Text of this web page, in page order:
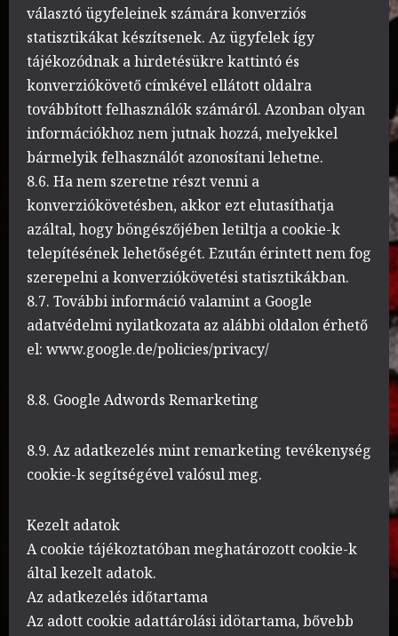
választó ügyfeleinek számára konverziós
statisztikákat készítsenek. Az ügyfelek így
tájékozódnak a hirdetésükre kattintó és
konverziókövető címkével ellátott oldalra
továbbított felhasználók számáról. Azonban olyan
információkhoz nem jutnak hozzá, melyekkel
bármelyik felhasználót azonosítani lehetne.
8.6. Ha nem szeretne részt venni a
konverziókövetésben, akkor ezt elutasíthatja
azáltal, hogy böngészőjében letiltja a cookie-k
telepítésének lehetőségét. Ezután érintett nem fog
szerepelni a konverziókövetési statisztikákban.
8.7. További információ valamint a Google
adatvédelmi nyilatkozata az alábbi oldalon érhető
el: www.google.de/policies/privacy/
8.8. Google Adwords Remarketing
8.9. Az adatkezelés mint remarketing tevékenység
cookie-k segítségével valósul meg.
Kezelt adatok
A cookie tájékoztatóban meghatározott cookie-k
által kezelt adatok.
Az adatkezelés időtartama
Az adott cookie adattárolási idötartama, bővebb